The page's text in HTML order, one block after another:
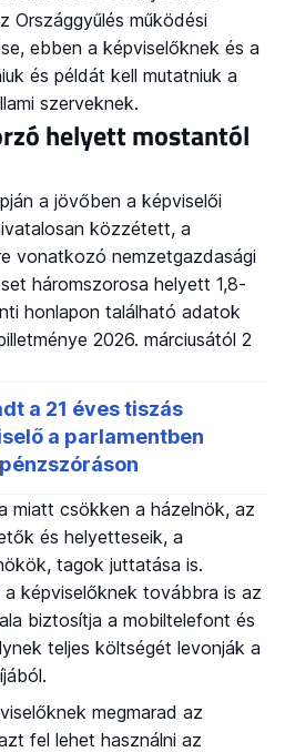
Országgyűlés működési
ebben a képviselőknek és a
és példát kell mutatniuk a
szerveknek.
helyett mostantól
a jövőben a képviselői
közzétett, a
vonatkozó nemzetgazdasági
háromszorosa helyett 1,8-
honlapon található adatok
2026. márciusától 2
miatt csökken a házelnök, az
és helyetteseik, a
tagok juttatása is.
képviselőknek továbbra is az
biztosítja a mobiltelefont és
teljes költségét levonják a
megmarad az
fel lehet használni az